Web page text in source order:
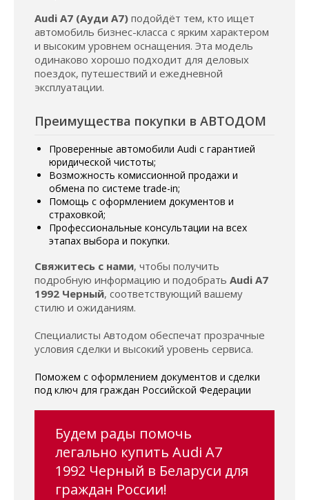
Audi A7 (Ауди А7) подойдёт тем, кто ищет
автомобиль бизнес-класса с ярким характером
и высоким уровнем оснащения. Эта модель
одинаково хорошо подходит для деловых
поездок, путешествий и ежедневной
эксплуатации.
Преимущества покупки в АВТОДОМ
Проверенные автомобили Audi с гарантией
юридической чистоты;
Возможность комиссионной продажи и
обмена по системе trade-in;
Помощь с оформлением документов и
страховкой;
Профессиональные консультации на всех
этапах выбора и покупки.
Свяжитесь с нами, чтобы получить
подробную информацию и подобрать Audi A7
1992 Черный, соответствующий вашему
стилю и ожиданиям.
Специалисты Автодом обеспечат прозрачные
условия сделки и высокий уровень сервиса.
Поможем с оформлением документов и сделки
под ключ для граждан Российской Федерации
Будем рады помочь
легально купить Audi A7
1992 Черный в Беларуси для
граждан России!